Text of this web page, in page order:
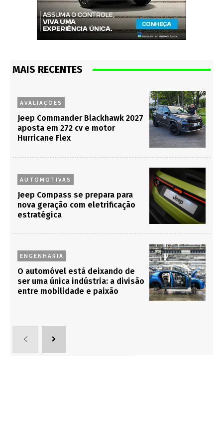
MAIS RECENTES
AVALIAÇÕES
Jeep Commander Blackhawk 2027
aposta em 272 cv e motor
Hurricane Flex
AUTOMOTIVAS
Jeep Compass se prepara para
nova geração com eletrificação
estratégica
ENGENHARIA
O automóvel está deixando de
ser uma única indústria: a divisão
entre mobilidade e paixão